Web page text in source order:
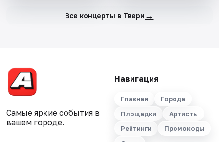
Все концерты в Твери →
Самые яркие события в
вашем городе.
Навигация
Главная
Города
Площадки
Артисты
Рейтинги
Промокоды